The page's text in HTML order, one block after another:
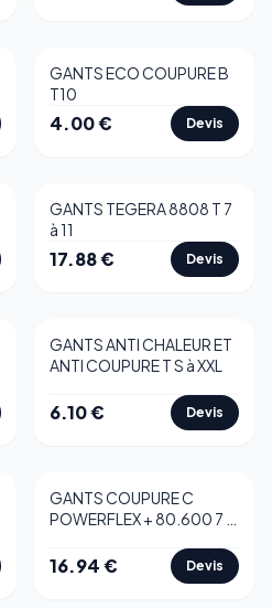
GANTS ECO COUPURE B
T10
4.00€ Devis
GANTS TEGERA 8808 T 7
à 11
17.88€ Devis
GANTS ANTI CHALEUR ET
ANTI COUPURE T S à XXL
6.10€ Devis
GANTS COUPURE C
POWERFLEX + 80.600 7 à
16.94€ Devis